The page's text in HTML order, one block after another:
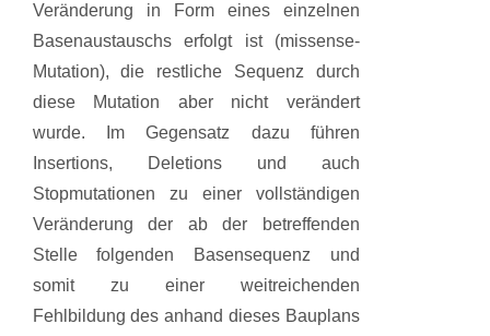
Veränderung in Form eines einzelnen
Basenaustauschs erfolgt ist (missense-
Mutation), die restliche Sequenz durch
diese Mutation aber nicht verändert
wurde. Im Gegensatz dazu führen
Insertions, Deletions und auch
Stopmutationen zu einer vollständigen
Veränderung der ab der betreffenden
Stelle folgenden Basensequenz und
somit zu einer weitreichenden
Fehlbildung des anhand dieses Bauplans